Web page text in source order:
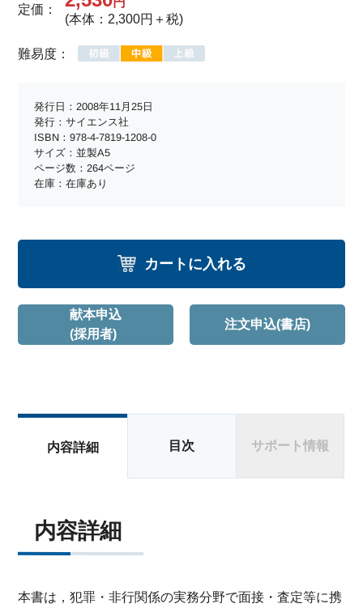
定価：
(本体：2,300円＋税)
難易度：
発行日：2008年11月25日
発行：サイエンス社
ISBN：978-4-7819-1208-0
サイズ：並製A5
ページ数：264ページ
在庫：在庫あり
カートに入れる
献本申込
(採用者)
注文申込(書店)
内容詳細 目次 サポート情報
内容詳細
本書は，犯罪・非行関係の実務分野で面接・査定等に携